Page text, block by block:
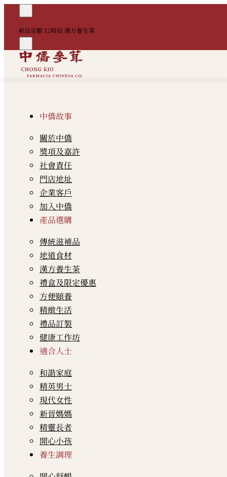
新品呈獻 12時辰 漢方養生茶
中僑故事
關於中僑
獎項及嘉許
社會責任
門店地址
企業客戶
加入中僑
產品選購
傳統滋補品
地道食材
漢方養生茶
禮盒及限定優惠
方便頤養
精緻生活
禮品訂製
健康工作坊
適合人士
和諧家庭
精英男士
現代女性
新晉媽媽
精靈長者
開心小孩
養生調理